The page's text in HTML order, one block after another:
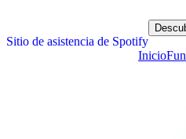
Sitio de asistencia de Spotify
Inicio